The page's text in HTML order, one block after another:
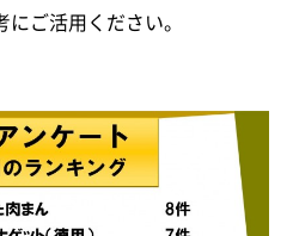
ご活用ください。